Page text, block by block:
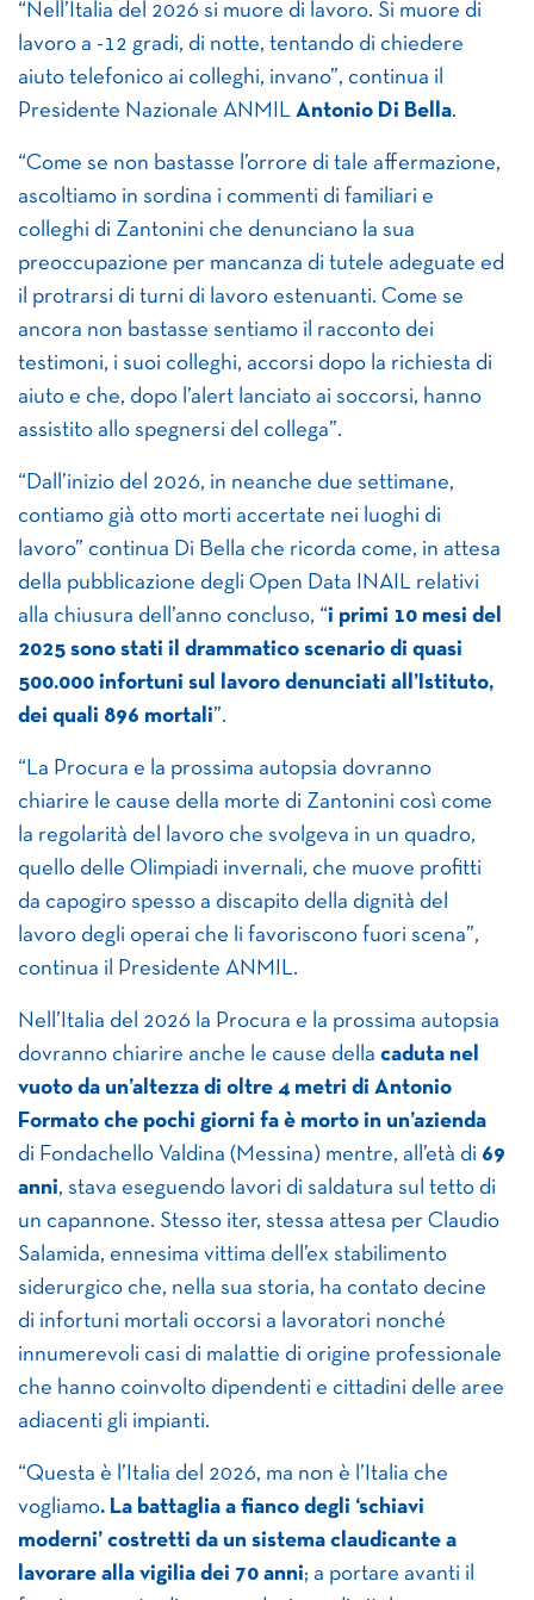
“Nell’Italia del 2026 si muore di lavoro. Si muore di
lavoro a -12 gradi, di notte, tentando di chiedere
aiuto telefonico ai colleghi, invano”, continua il
Presidente Nazionale ANMIL Antonio Di Bella.
“Come se non bastasse l’orrore di tale affermazione,
ascoltiamo in sordina i commenti di familiari e
colleghi di Zantonini che denunciano la sua
preoccupazione per mancanza di tutele adeguate ed
il protrarsi di turni di lavoro estenuanti. Come se
ancora non bastasse sentiamo il racconto dei
testimoni, i suoi colleghi, accorsi dopo la richiesta di
aiuto e che, dopo l’alert lanciato ai soccorsi, hanno
assistito allo spegnersi del collega”.
“Dall’inizio del 2026, in neanche due settimane,
contiamo già otto morti accertate nei luoghi di
lavoro” continua Di Bella che ricorda come, in attesa
della pubblicazione degli Open Data INAIL relativi
alla chiusura dell’anno concluso, “i primi 10 mesi del
2025 sono stati il drammatico scenario di quasi
500.000 infortuni sul lavoro denunciati all’Istituto,
dei quali 896 mortali”.
“La Procura e la prossima autopsia dovranno
chiarire le cause della morte di Zantonini così come
la regolarità del lavoro che svolgeva in un quadro,
quello delle Olimpiadi invernali, che muove profitti
da capogiro spesso a discapito della dignità del
lavoro degli operai che li favoriscono fuori scena”,
continua il Presidente ANMIL.
Nell’Italia del 2026 la Procura e la prossima autopsia
dovranno chiarire anche le cause della caduta nel
vuoto da un’altezza di oltre 4 metri di Antonio
Formato che pochi giorni fa è morto in un’azienda
di Fondachello Valdina (Messina) mentre, all’età di 69
anni, stava eseguendo lavori di saldatura sul tetto di
un capannone. Stesso iter, stessa attesa per Claudio
Salamida, ennesima vittima dell’ex stabilimento
siderurgico che, nella sua storia, ha contato decine
di infortuni mortali occorsi a lavoratori nonché
innumerevoli casi di malattie di origine professionale
che hanno coinvolto dipendenti e cittadini delle aree
adiacenti gli impianti.
“Questa è l’Italia del 2026, ma non è l’Italia che
vogliamo. La battaglia a fianco degli ‘schiavi
moderni’ costretti da un sistema claudicante a
lavorare alla vigilia dei 70 anni; a portare avanti il